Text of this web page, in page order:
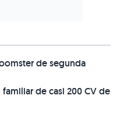
de segunda
familiar de casi 200 CV de